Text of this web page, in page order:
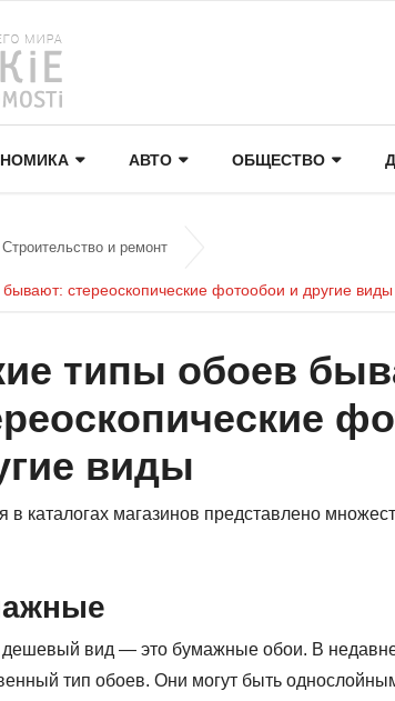
АВТО ОБЩЕСТВО
Строительство и ремонт
стереоскопические фотообои и другие виды
типы обоев
виды
в каталогах магазинов представлено
вид — это бумажные обои. В
тип обоев. Они могут быть